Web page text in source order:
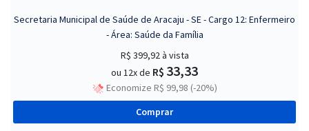
Secretaria Municipal de Saúde de Aracaju - SE - Cargo 12: Enfermeiro
- Área: Saúde da Família
R$ 399,92à vista
ou 12x de R$ 33,33
Economize R$ 99,98 (-20%)
Comprar